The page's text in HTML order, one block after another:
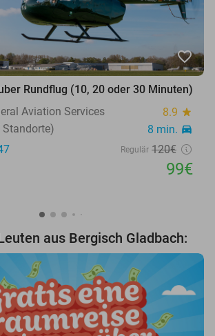
favorite_border
Rundflug (10, 20 oder 30 Minuten)
Aviation Services
8.9 star
Standorte) 8 min. directions_car
Regulär 120€
99€
aus Bergisch Gladbach: